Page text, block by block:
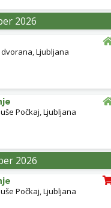
2026
,Ljubljana
Počkaj,Ljubljana
2026
Počkaj,Ljubljana